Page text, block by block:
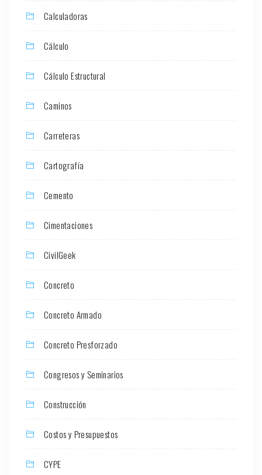
Calculadoras
Cálculo
Cálculo Estructural
Caminos
Carreteras
Cartografía
Cemento
Cimentaciones
CivilGeek
Concreto
Concreto Armado
Concreto Presforzado
Congresos y Seminarios
Construcción
Costos y Presupuestos
CYPE